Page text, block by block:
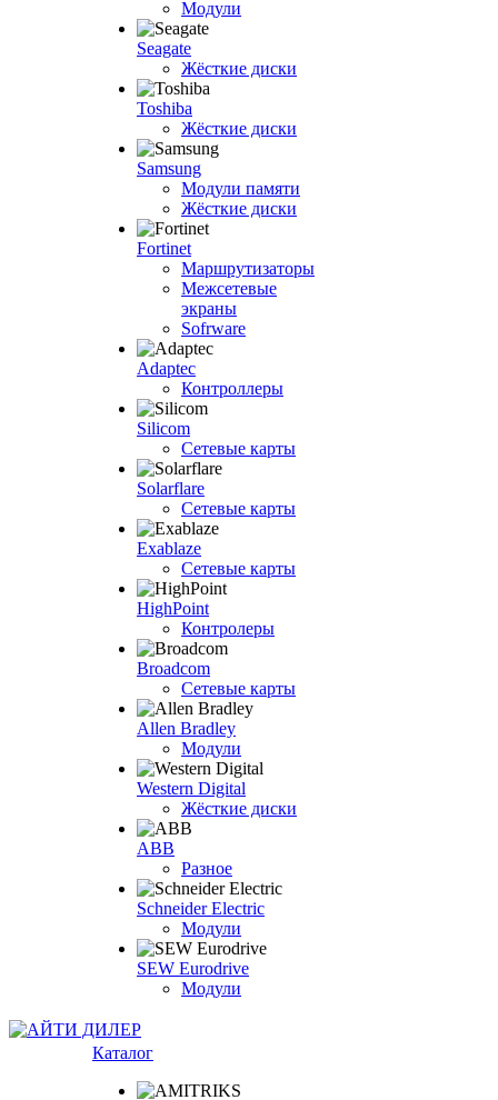
Модули
Seagate
Жёсткие диски
Toshiba
Жёсткие диски
Samsung
Модули памяти
Жёсткие диски
Fortinet
Маршрутизаторы
Межсетевые
экраны
Sofrware
Adaptec
Контроллеры
Silicom
Сетевые карты
Solarflare
Сетевые карты
Exablaze
Сетевые карты
HighPoint
Контролеры
Broadcom
Сетевые карты
Allen Bradley
Модули
Western Digital
Жёсткие диски
ABB
Разное
Schneider Electric
Модули
SEW Eurodrive
Модули
Каталог